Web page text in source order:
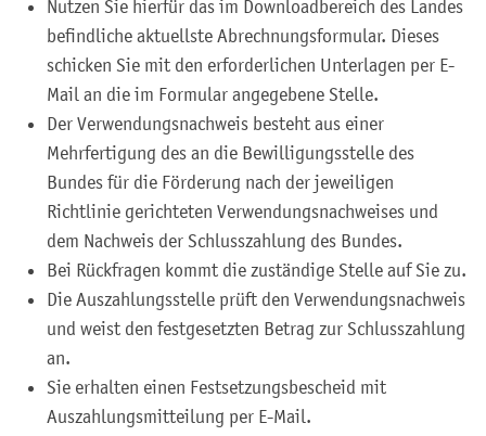
Nutzen Sie hierfür das im Downloadbereich des Landes
befindliche aktuellste Abrechnungsformular. Dieses
schicken Sie mit den erforderlichen Unterlagen per E-
Mail an die im Formular angegebene Stelle.
Der Verwendungsnachweis besteht aus einer
Mehrfertigung des an die Bewilligungsstelle des
Bundes für die Förderung nach der jeweiligen
Richtlinie gerichteten Verwendungsnachweises und
dem Nachweis der Schlusszahlung des Bundes.
Bei Rückfragen kommt die zuständige Stelle auf Sie zu.
Die Auszahlungsstelle prüft den Verwendungsnachweis
und weist den festgesetzten Betrag zur Schlusszahlung
an.
Sie erhalten einen Festsetzungsbescheid mit
Auszahlungsmitteilung per E-Mail.